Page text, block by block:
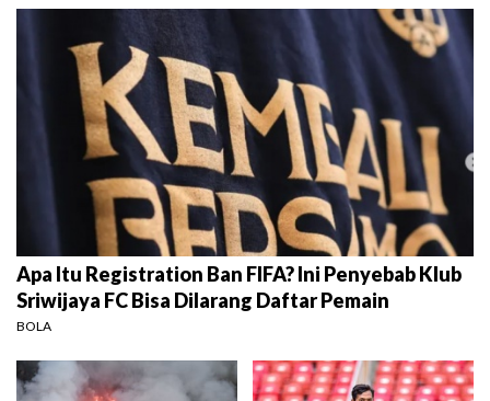
Apa Itu Registration Ban FIFA? Ini Penyebab Klub
Sriwijaya FC Bisa Dilarang Daftar Pemain
BOLA